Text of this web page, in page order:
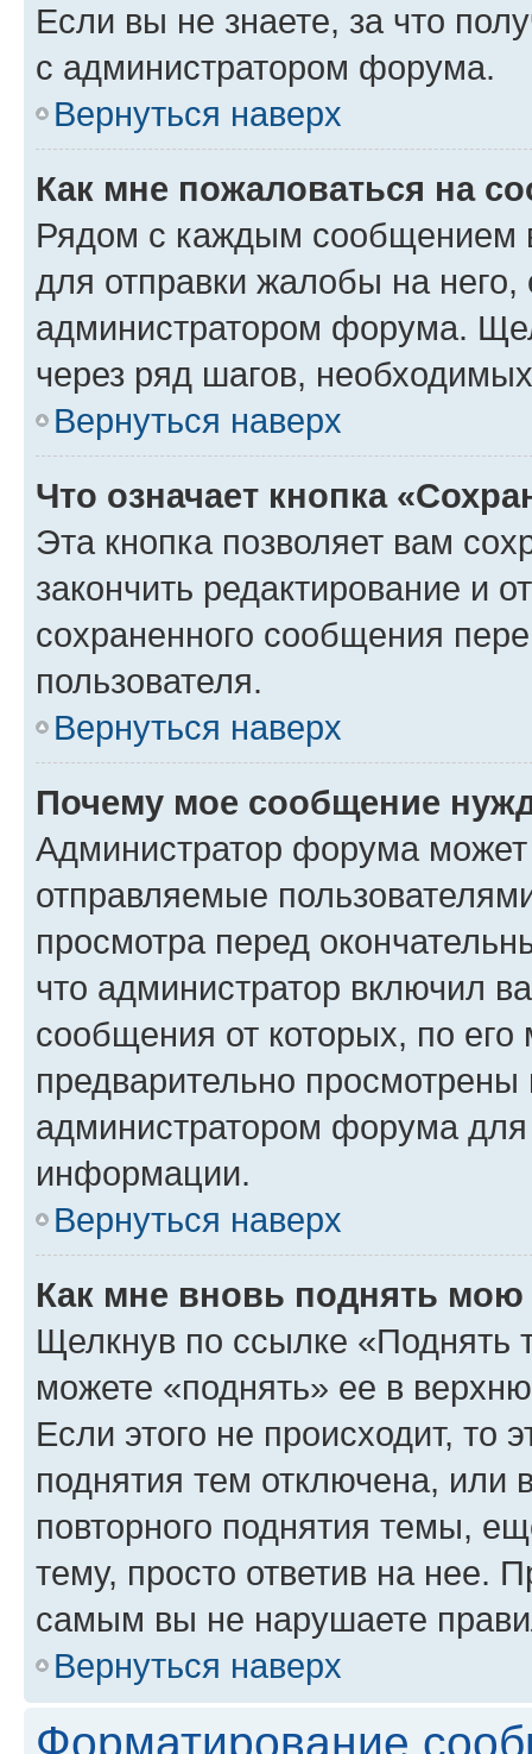
Если вы не знаете, за что
с администратором форума.
Вернуться наверх
Как мне пожаловаться на
Рядом с каждым сообщением
для отправки жалобы на
администратором форума.
через ряд шагов,
Вернуться наверх
Что означает кнопка
Эта кнопка позволяет вам
закончить редактирование и
сохраненного сообщения
пользователя.
Вернуться наверх
Почему мое сообщение
Администратор форума
отправляемые
просмотра перед
что администратор включил
сообщения от которых, по
предварительно
администратором форума
информации.
Вернуться наверх
Как мне вновь поднять мою
Щелкнув по ссылке «Поднять
можете «поднять» ее в
Если этого не происходит, то
поднятия тем отключена, или
повторного поднятия темы,
тему, просто ответив на нее.
самым вы не нарушаете
Вернуться наверх
Форматирование